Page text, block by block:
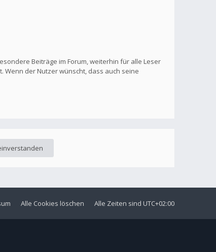
Beiträge im Forum, weiterhin für alle Leser
Wenn der Nutzer wünscht, dass auch seine
Alle Zeiten sind UTC+02:00
Alle Cookies löschen